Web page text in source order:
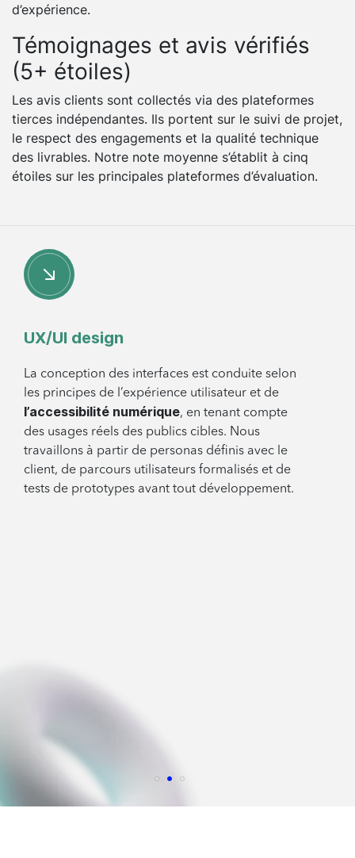
d’expérience.
Témoignages et avis vérifiés
(5+ étoiles)
Les avis clients sont collectés via des plateformes
tierces indépendantes. Ils portent sur le suivi de projet,
le respect des engagements et la qualité technique
des livrables. Notre note moyenne s’établit à cinq
étoiles sur les principales plateformes d’évaluation.
UX/UI design
La conception des interfaces est conduite selon
les principes de l’expérience utilisateur et de
l’accessibilité numérique, en tenant compte
des usages réels des publics cibles. Nous
travaillons à partir de personas définis avec le
client, de parcours utilisateurs formalisés et de
tests de prototypes avant tout développement.